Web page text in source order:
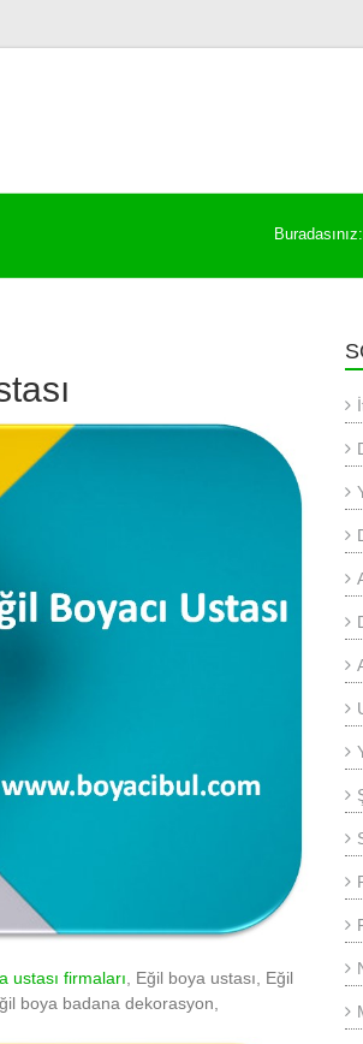
Buradasınız:
ustası firmaları , Eğil boya ustası, Eğil
boya badana dekorasyon,